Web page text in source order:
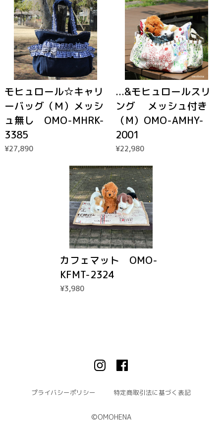
モヒュロール☆キャリ
ーバッグ（Ｍ）メッシ
ュ無し OMO-MHRK-
3385
¥27,890
...&モヒュロールスリ
ング メッシュ付き
（M）OMO-AMHY-
2001
¥22,980
カフェマット OMO-
KFMT-2324
¥3,980
プライバシーポリシー 特定商取引法に基づく表記
©︎OMOHENA